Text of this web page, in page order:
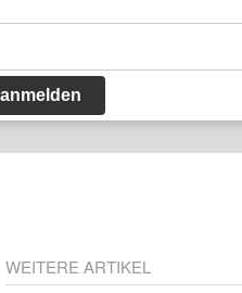
WEITERE ARTIKEL